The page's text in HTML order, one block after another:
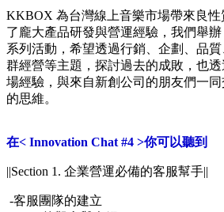
KKBOX 為台灣線上音樂市場帶來良
了龐大產品研發與營運經驗，我們舉辦
系列活動，希望透過行銷、企劃、品
群經營等主題，探討過去的成敗，也
場經驗，與來自新創公司的朋友們一
的思維。
在< Innovation Chat #4 >你可以聽到
||Section 1. 企業營運必備的客服幫手||
-客服團隊的建立